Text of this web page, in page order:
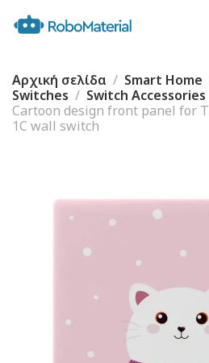
Αρχική σελίδα Smart Home
Switches
Switch Accessories
Cartoon design front panel for
1C wall switch